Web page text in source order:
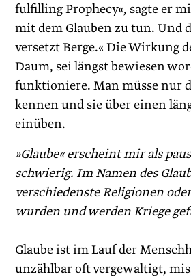
fulfilling Prophecy«, sagte er
mit dem Glauben zu tun. Und
versetzt Berge.« Die Wirkung
Daum, sei längst bewiesen
funktioniere. Man müsse nur
kennen und sie über einen
einüben.
»Glaube« erscheint mir als
schwierig. Im Namen des
verschiedenste Religionen
wurden und werden Kriege
Glaube ist im Lauf der
unzählbar oft vergewaltigt,